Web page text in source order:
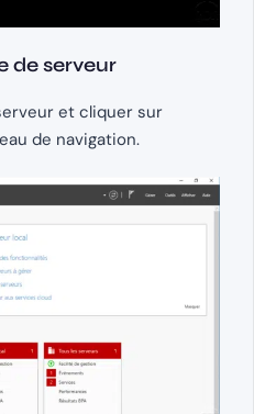
de serveur
et cliquer sur
de navigation.